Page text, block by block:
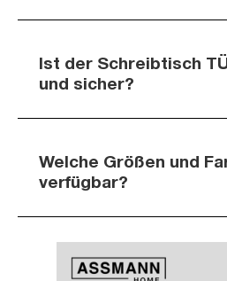
Ist der Schreibtisch
und sicher?
Welche Größen und
verfügbar?